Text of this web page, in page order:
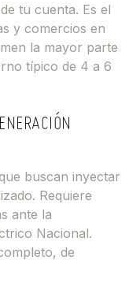
tu cuenta. Es el
y comercios en
la mayor parte
típico de 4 a 6
buscan inyectar
Requiere
ante la
Nacional.
de